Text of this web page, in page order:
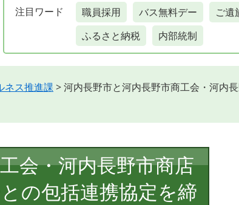
注目 ワード 職員採用 バス無料デー
ご遺
ふるさと納税
内部統制
ネス推進課 >河内長野市と河内長野市商工会・河内
会・河内長野市商店
の包括連携協定を締